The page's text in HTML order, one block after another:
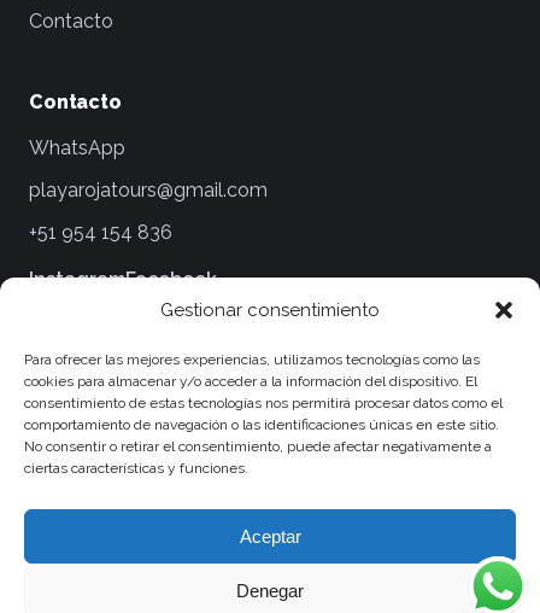
Gestionar consentimiento
Para ofrecer las mejores experiencias, utilizamos tecnologías como las
cookies para almacenar y/o acceder a la información del dispositivo. El
consentimiento de estas tecnologías nos permitirá procesar datos como el
comportamiento de navegación o las identificaciones únicas en este sitio.
No consentir o retirar el consentimiento, puede afectar negativamente a
ciertas características y funciones.
Aceptar
Denegar
Contacto
Contacto
WhatsApp
playarojatours@gmail.com
+51 954 154 836
InstagramFacebook
Términos y Condiciones
Políticas de Privacidad
Políticas de Viaje y Cancelaciones